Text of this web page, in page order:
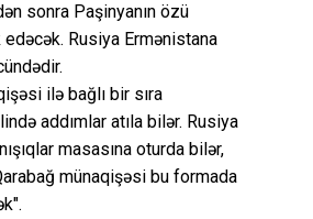
sonra Paşinyanın özü
Rusiya Ermənistana
ilə bağlı bir sıra
addımlar atıla bilər. Rusiya
masasına oturda bilər,
münaqişəsi bu formada